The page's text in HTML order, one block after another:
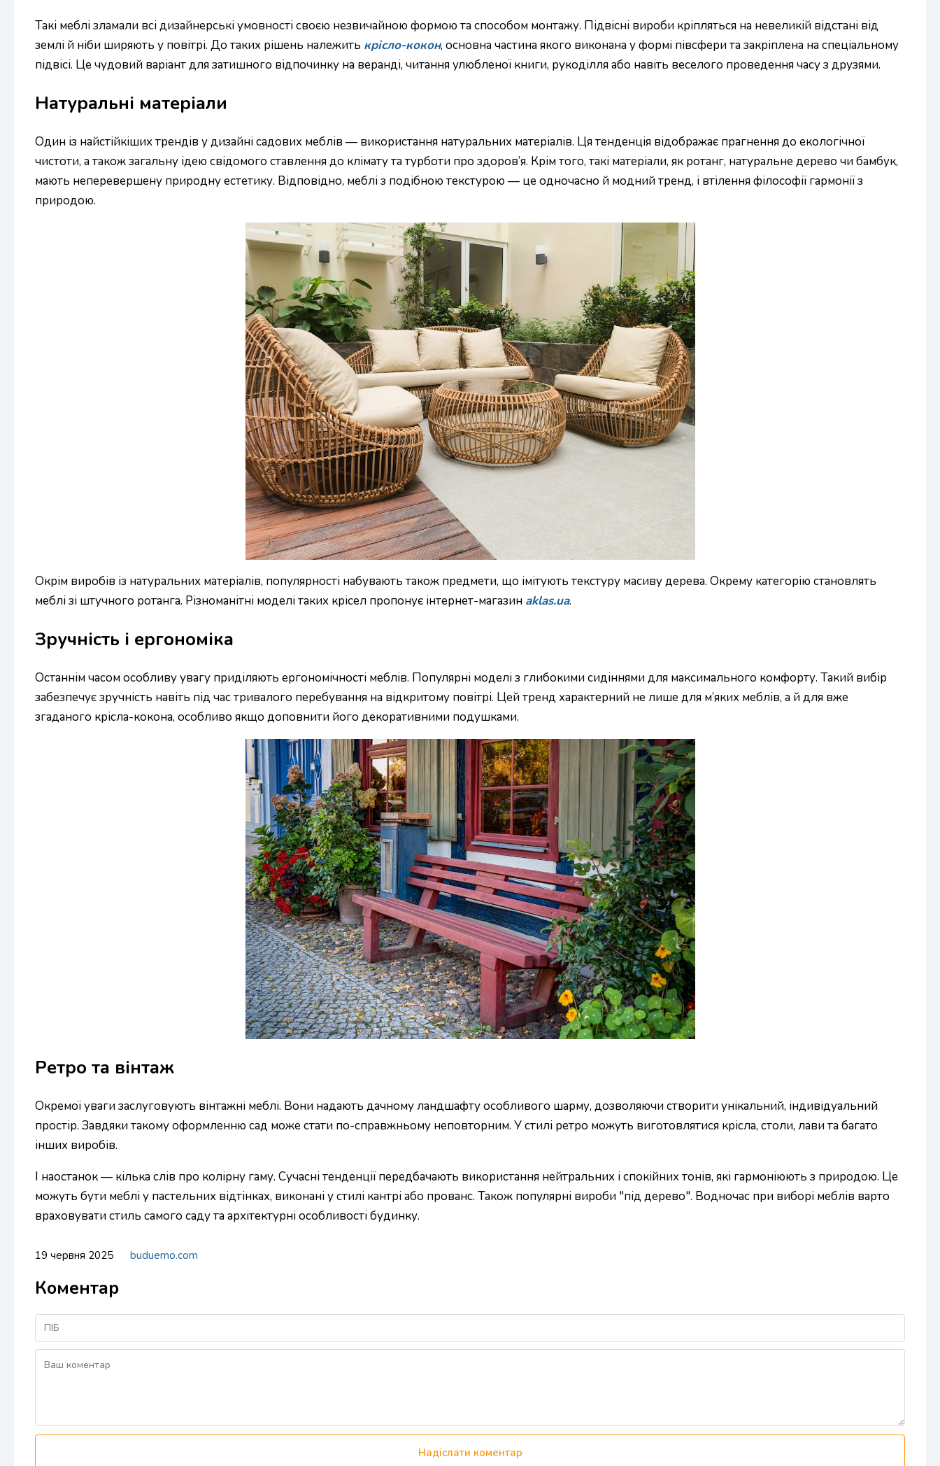
Такі меблі зламали всі дизайнерські умовності своєю незвичайною формою та способом монтажу. Підвісні вироби кріпляться на невеликій відстані від
землі й ніби ширяють у повітрі. До таких рішень належить крісло-кокон, основна частина якого виконана у формі півсфери та закріплена на спеціальному
підвісі. Це чудовий варіант для затишного відпочинку на веранді, читання улюбленої книги, рукоділля або навіть веселого проведення часу з друзями.
Натуральні матеріали
Один із найстійкіших трендів у дизайні садових меблів — використання натуральних матеріалів. Ця тенденція відображає прагнення до екологічної
чистоти, а також загальну ідею свідомого ставлення до клімату та турботи про здоров’я. Крім того, такі матеріали, як ротанг, натуральне дерево чи бамбук,
мають неперевершену природну естетику. Відповідно, меблі з подібною текстурою — це одночасно й модний тренд, і втілення філософії гармонії з
природою.
Окрім виробів із натуральних матеріалів, популярності набувають також предмети, що імітують текстуру масиву дерева. Окрему категорію становлять
меблі зі штучного ротанга. Різноманітні моделі таких крісел пропонує інтернет-магазин aklas.ua.
Зручність і ергономіка
Останнім часом особливу увагу приділяють ергономічності меблів. Популярні моделі з глибокими сидіннями для максимального комфорту. Такий вибір
забезпечує зручність навіть під час тривалого перебування на відкритому повітрі. Цей тренд характерний не лише для м’яких меблів, а й для вже
згаданого крісла-кокона, особливо якщо доповнити його декоративними подушками.
Ретро та вінтаж
Окремої уваги заслуговують вінтажні меблі. Вони надають дачному ландшафту особливого шарму, дозволяючи створити унікальний, індивідуальний
простір. Завдяки такому оформленню сад може стати по-справжньому неповторним. У стилі ретро можуть виготовлятися крісла, столи, лави та багато
інших виробів.
І наостанок — кілька слів про колірну гаму. Сучасні тенденції передбачають використання нейтральних і спокійних тонів, які гармоніюють з природою. Це
можуть бути меблі у пастельних відтінках, виконані у стилі кантрі або прованс. Також популярні вироби "під дерево". Водночас при виборі меблів варто
враховувати стиль самого саду та архітектурні особливості будинку.
19 червня 2025 buduemo.com
Коментар
Надіслати коментар